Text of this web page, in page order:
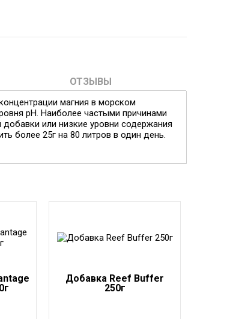
ОТЗЫВЫ
магния в морском
pH. Наиболее частыми причинами
или низкие уровни содержания
более 25г на 80 литров в один день.
Добавка Reef Buffer
250г